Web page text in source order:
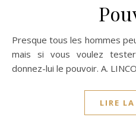
Presque tous les hommes peuvent faire face à l’adversité ;
mais si vous voulez
donnez-lui le pouvoir. A.
LIRE